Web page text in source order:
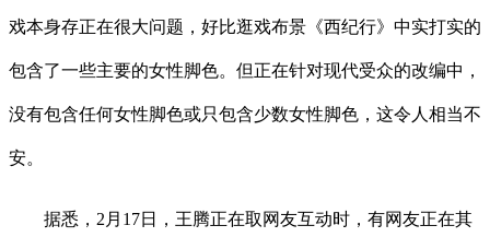
戏本身存正在很大问题，好比逛戏布景《西纪行》中实打实的
包含了一些主要的女性脚色。但正在针对现代受众的改编中，
没有包含任何女性脚色或只包含少数女性脚色，这令人相当不
安。
据悉，2月17日，王腾正在取网友互动时，有网友正在其